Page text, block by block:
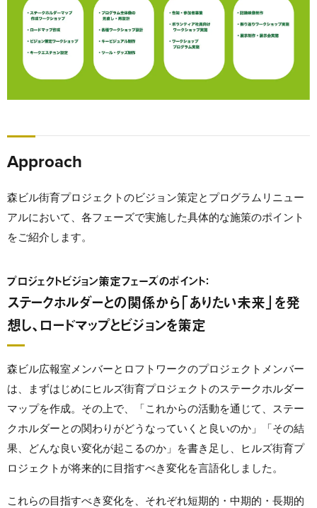
Approach
森ビル街育プロジェクトのビジョン策定とプログラムリニュー
アルにおいて、各フェーズで実施した具体的な施策のポイント
をご紹介します。
プロジェクトビジョン策定フェーズのポイント：
ステークホルダーとの関係から「ありたい未来」を発
想し、ロードマップとビジョンを策定
森ビル広報室メンバーとロフトワークのプロジェクトメンバー
は、まずはじめにヒルズ街育プロジェクトのステークホルダー
マップを作成。その上で、「これからの活動を通じて、ステー
クホルダーとの関わりがどうなっていくと良いのか」「その結
果、どんな良い変化が起こるのか」を書き足し、ヒルズ街育プ
ロジェクトが将来的に目指すべき変化を言語化しました。
これらの目指すべき変化を、それぞれ短期的・中期的・長期的